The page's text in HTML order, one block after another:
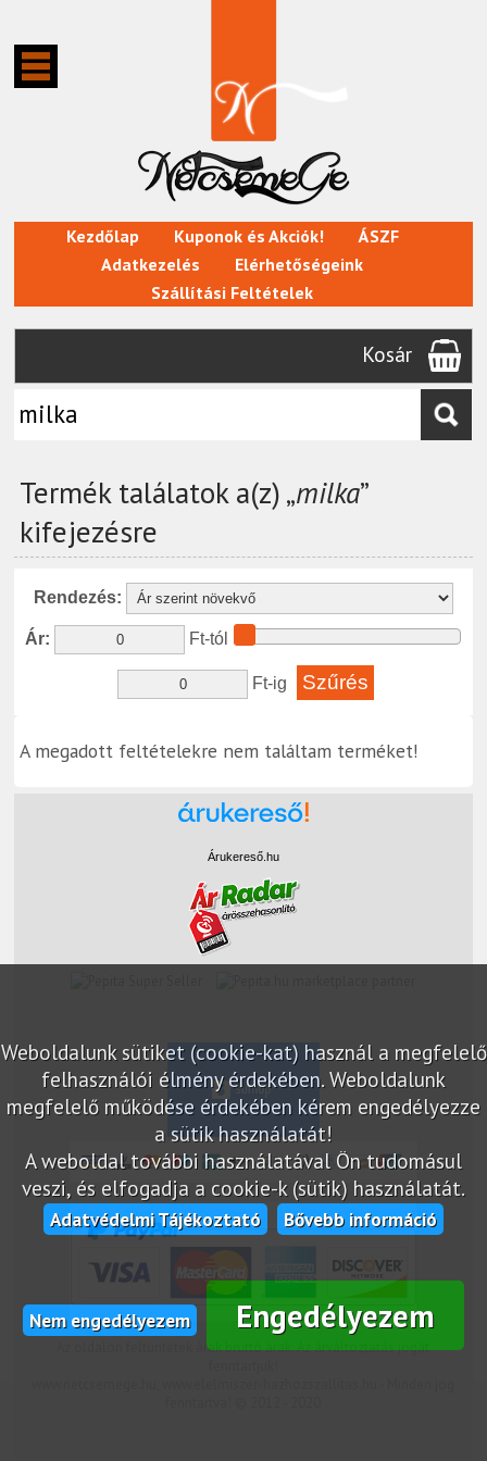
Kezdőlap Kuponok és Akciók!
ÁSZF
Adatkezelés
Elérhetőségeink
Szállítási Feltételek
Kosár
Termék találatok a(z) „milka”
kifejezésre
Rendezés:
Ár: Ft-tól
Ft-ig
A megadott feltételekre nem találtam terméket!
Weboldalunk sütiket (cookie-kat) használ a megfelelő
felhasználói élmény érdekében. Weboldalunk
megfelelő működése érdekében kérem engedélyezze
a sütik használatát!
A weboldal további használatával Ön tudomásul
veszi, és elfogadja a cookie-k (sütik) használatát.
Adatvédelmi Tájékoztató Bővebb információ
Nem engedélyezem Engedélyezem
Árukereső.hu
Az oldalon feltüntetek árak bruttó árak. Az árváltoztatás jogát